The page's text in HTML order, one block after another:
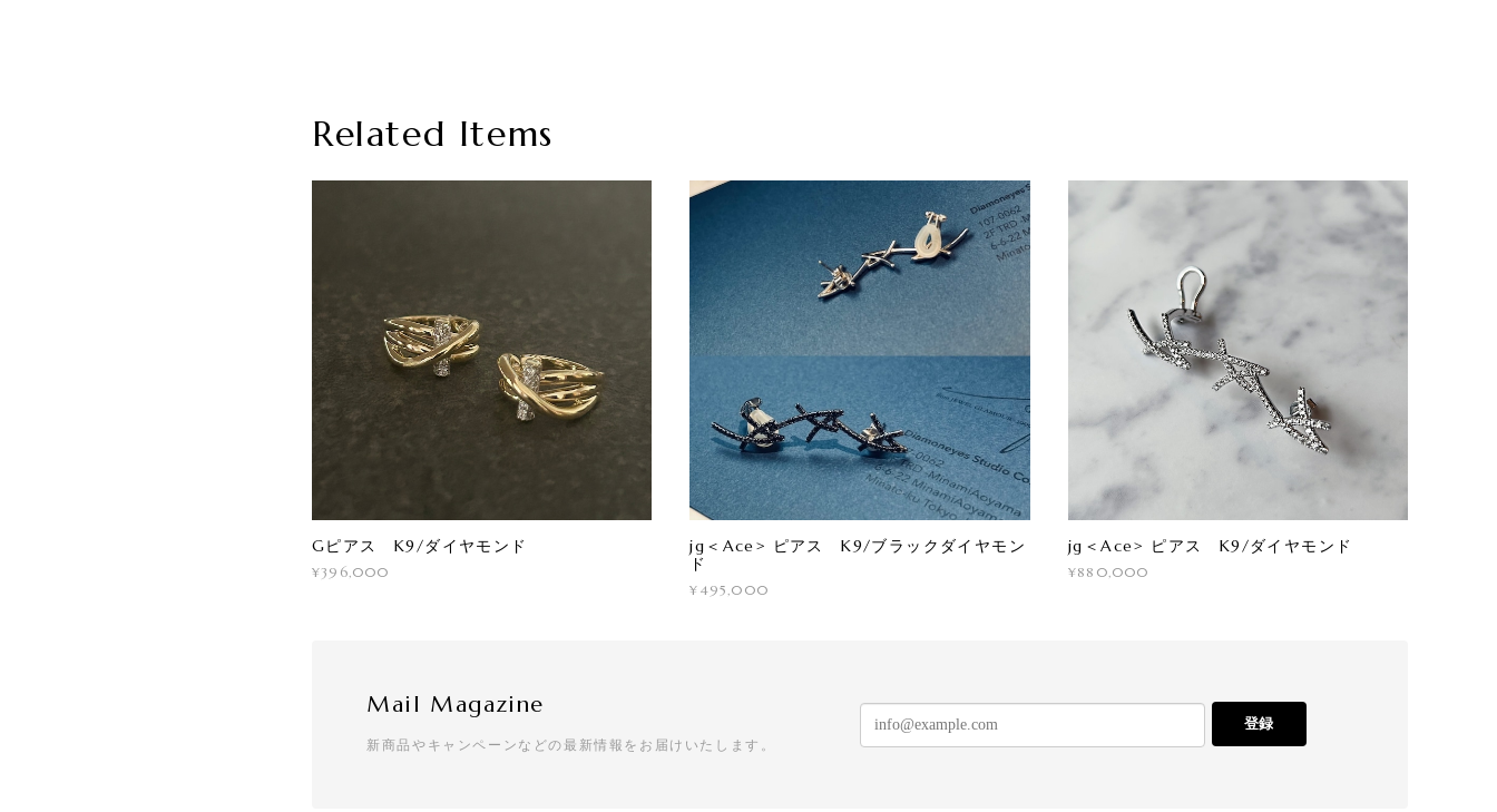
Related Items
Gピアス K9/ダイヤモンド
¥396,000
jg＜Ace> ピアス K9/ブラックダイヤモン
ド
¥495,000
jg＜Ace> ピアス K9/ダイヤモンド
¥880,000
Mail Magazine
新商品やキャンペーンなどの最新情報をお届けいたします。
登録